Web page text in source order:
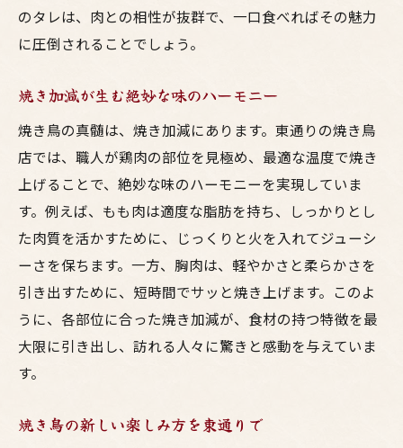
のタレは、肉との相性が抜群で、一口食べればその魅力
に圧倒されることでしょう。
焼き加減が生む絶妙な味のハーモニー
焼き鳥の真髄は、焼き加減にあります。東通りの焼き鳥
店では、職人が鶏肉の部位を見極め、最適な温度で焼き
上げることで、絶妙な味のハーモニーを実現していま
す。例えば、もも肉は適度な脂肪を持ち、しっかりとし
た肉質を活かすために、じっくりと火を入れてジューシ
ーさを保ちます。一方、胸肉は、軽やかさと柔らかさを
引き出すために、短時間でサッと焼き上げます。このよ
うに、各部位に合った焼き加減が、食材の持つ特徴を最
大限に引き出し、訪れる人々に驚きと感動を与えていま
す。
焼き鳥の新しい楽しみ方を東通りで